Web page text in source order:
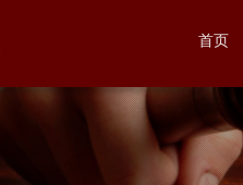
首页